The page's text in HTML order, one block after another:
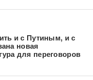
и с Путиным, и с
новая
для переговоров